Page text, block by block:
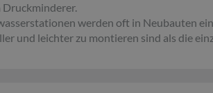
Druckminderer.
werden oft in Neubauten
und leichter zu montieren sind als die